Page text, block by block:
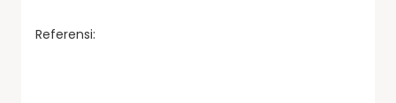
Referensi: